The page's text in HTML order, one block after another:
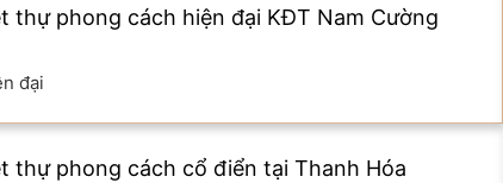
thự phong cách hiện đại KĐT Nam Cường
đại
thự phong cách cổ điển tại Thanh Hóa